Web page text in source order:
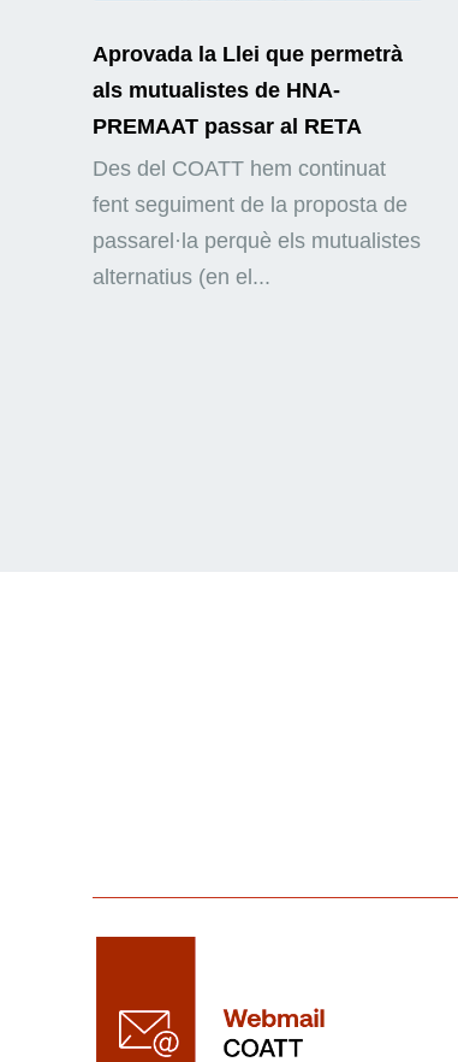
Aprovada la Llei que permetrà
als mutualistes de HNA-
PREMAAT passar al RETA
Des del COATT hem continuat
fent seguiment de la proposta de
passarel·la perquè els mutualistes
alternatius (en el...